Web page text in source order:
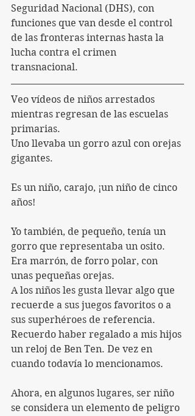
Seguridad Nacional (DHS), con
funciones que van desde el control
de las fronteras internas hasta la
lucha contra el crimen
transnacional.
Veo vídeos de niños arrestados
mientras regresan de las escuelas
primarias.
Uno llevaba un gorro azul con orejas
gigantes.
Es un niño, carajo, ¡un niño de cinco
años!
Yo también, de pequeño, tenía un
gorro que representaba un osito.
Era marrón, de forro polar, con
unas pequeñas orejas.
A los niños les gusta llevar algo que
recuerde a sus juegos favoritos o a
sus superhéroes de referencia.
Recuerdo haber regalado a mis hijos
un reloj de Ben Ten. De vez en
cuando todavía lo mencionamos.
Ahora, en algunos lugares, ser niño
se considera un elemento de peligro